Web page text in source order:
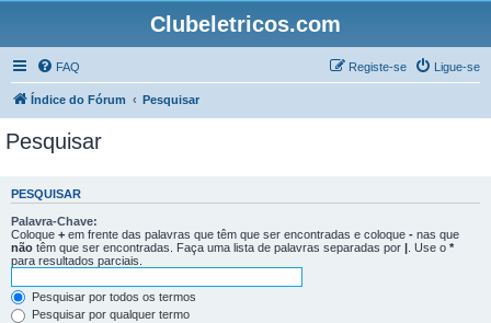
Clubeletricos.com
FAQ Ligue-se
Registe-se
Índice do Fórum Pesquisar
Pesquisar
PESQUISAR
Palavra-Chave:
Coloque + em frente das palavras que têm que ser encontradas e coloque - nas que
não têm que ser encontradas. Faça uma lista de palavras separadas por | . Use o *
para resultados parciais.
Pesquisar por todos os termos
Pesquisar por qualquer termo